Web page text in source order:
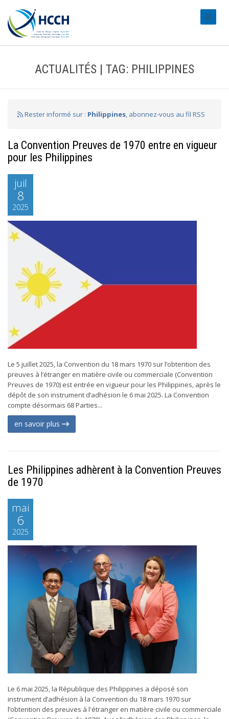
ACTUALITÉS | TAG: PHILIPPINES
Rester informé sur : Philippines, abonnez-vous au fil RSS
La Convention Preuves de 1970 entre en vigueur
pour les Philippines
juil
8
2025
Le 5 juillet 2025, la Convention du 18 mars 1970 sur l’obtention des
preuves à l’étranger en matière civile ou commerciale (Convention
Preuves de 1970) est entrée en vigueur pour les Philippines, après le
dépôt de son instrument d’adhésion le 6 mai 2025. La Convention
compte désormais 68 Parties...
en savoir plus
Les Philippines adhèrent à la Convention Preuves
de 1970
mai
6
2025
Le 6 mai 2025, la République des Philippines a déposé son
instrument d’adhésion à la Convention du 18 mars 1970 sur
l’obtention des preuves à l'étranger en matière civile ou commerciale